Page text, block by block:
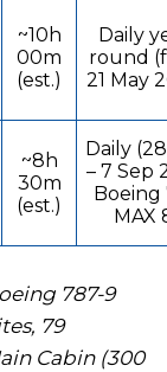
~10h
00m
(est.)
Daily
round
21 May
~8h
30m
(est.)
Daily
– 7 Sep
Boeing
MAX
787-9
79
Cabin (300